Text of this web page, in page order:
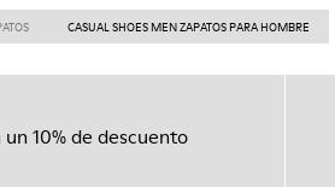
CASUAL SHOES MEN ZAPATOS PARA HOMBRE
un 10% de descuento